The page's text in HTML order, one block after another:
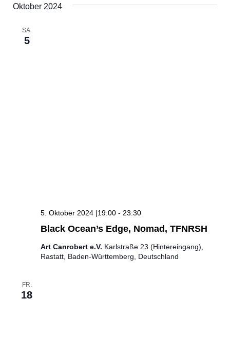
Oktober 2024
SA.
5
Black Ocean’s Edge, Nomad, TFNRSH
5. Oktober 2024 |19:00 - 23:30
Art Canrobert e.V. Karlstraße 23 (Hintereingang),
Rastatt, Baden-Württemberg, Deutschland
FR.
18